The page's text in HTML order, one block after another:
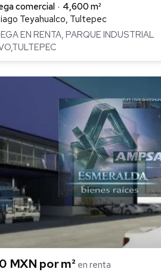
comercial
4,600 m²
Teyahualco, Tultepec
EN RENTA, PARQUE INDUSTRIAL
MXN por m² en renta